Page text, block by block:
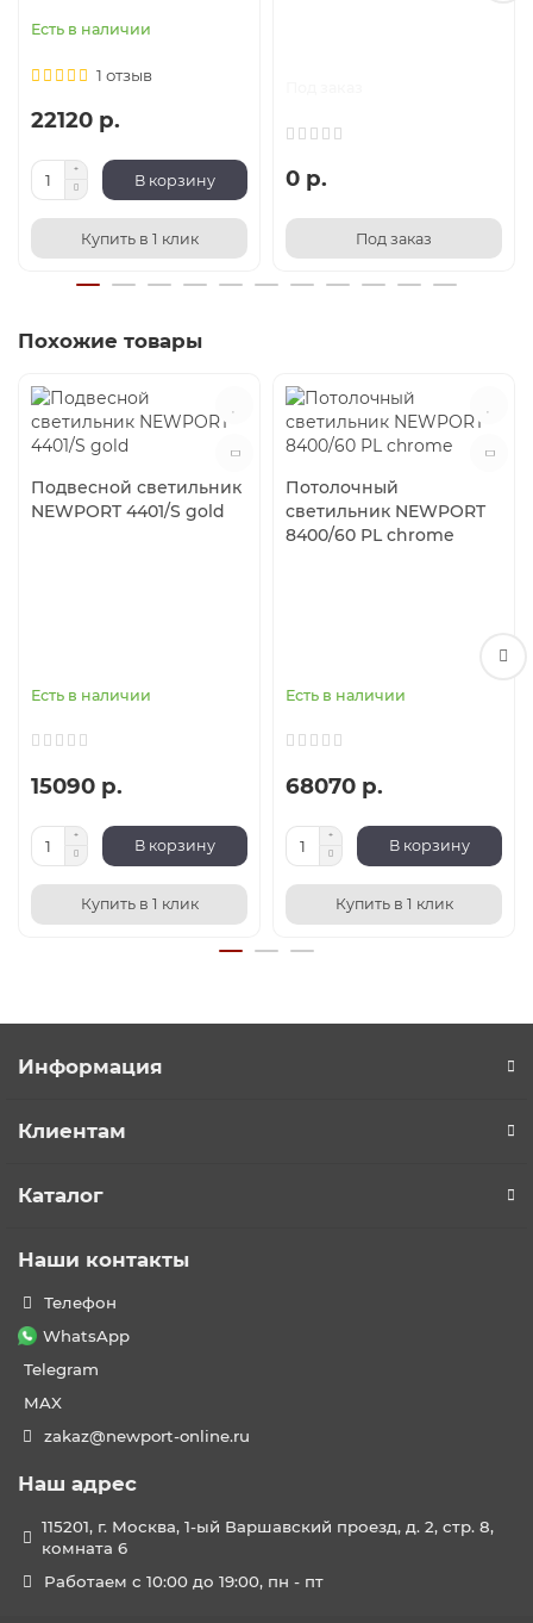
Есть в наличии
1 отзыв
22120 р.
В корзину
Купить в 1 клик
0 р.
Под заказ
Похожие товары
Подвесной светильник
NEWPORT 4401/S gold
Есть в наличии
15090 р.
В корзину
Купить в 1 клик
Потолочный
светильник NEWPORT
8400/60 PL chrome
Есть в наличии
68070 р.
В корзину
Купить в 1 клик
Информация
Клиентам
Каталог
Наши контакты
Телефон
WhatsApp
Telegram
MAX
zakaz@newport-online.ru
Наш адрес
115201, г. Москва, 1-ый Варшавский проезд, д. 2, стр. 8,
комната 6
Работаем с 10:00 до 19:00, пн - пт